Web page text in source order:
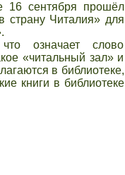
16 сентября прошёл
страну Читалия» для
означает слово
«читальный зал» и
в библиотеке,
книги в библиотеке